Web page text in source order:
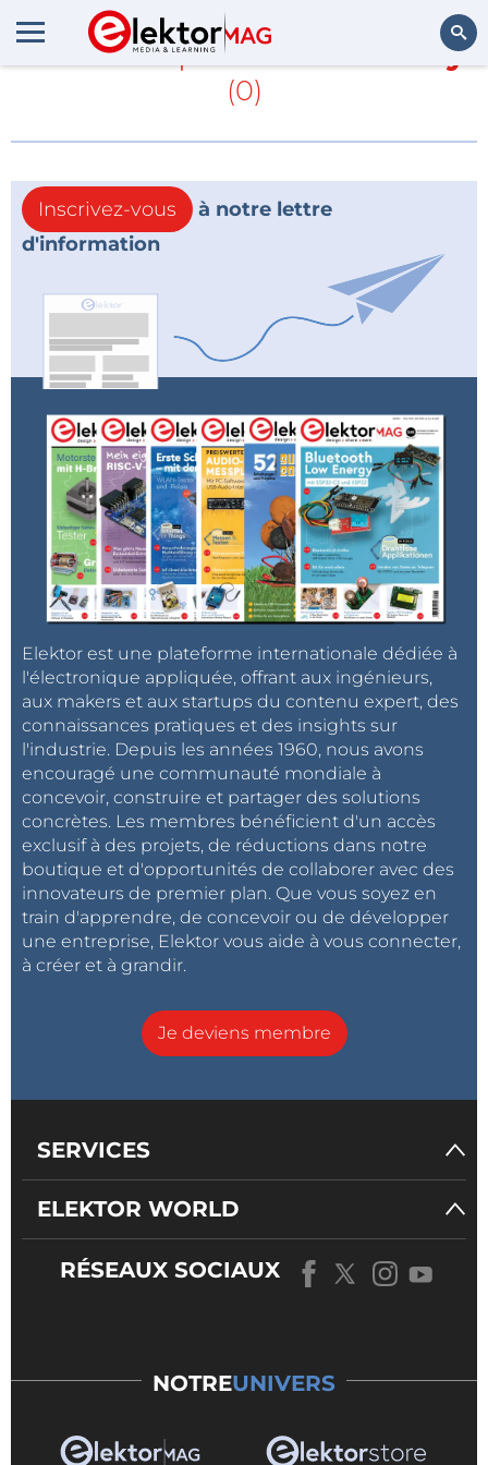
En savoir plus sur SolarCity
(0)
Inscrivez-vous
à notre lettre
d'information
Elektor est une plateforme internationale dédiée à
l'électronique appliquée, offrant aux ingénieurs,
aux makers et aux startups du contenu expert, des
connaissances pratiques et des insights sur
l'industrie. Depuis les années 1960, nous avons
encouragé une communauté mondiale à
concevoir, construire et partager des solutions
concrètes. Les membres bénéficient d'un accès
exclusif à des projets, de réductions dans notre
boutique et d'opportunités de collaborer avec des
innovateurs de premier plan. Que vous soyez en
train d'apprendre, de concevoir ou de développer
une entreprise, Elektor vous aide à vous connecter,
à créer et à grandir.
Je deviens membre
SERVICES
ELEKTOR WORLD
RÉSEAUX SOCIAUX
NOTREUNIVERS